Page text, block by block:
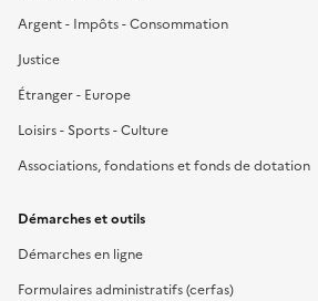
Argent - Impôts - Consommation
Justice
Étranger - Europe
Loisirs - Sports - Culture
Associations, fondations et fonds de dotation
Démarches et outils
Démarches en ligne
Formulaires administratifs (cerfas)